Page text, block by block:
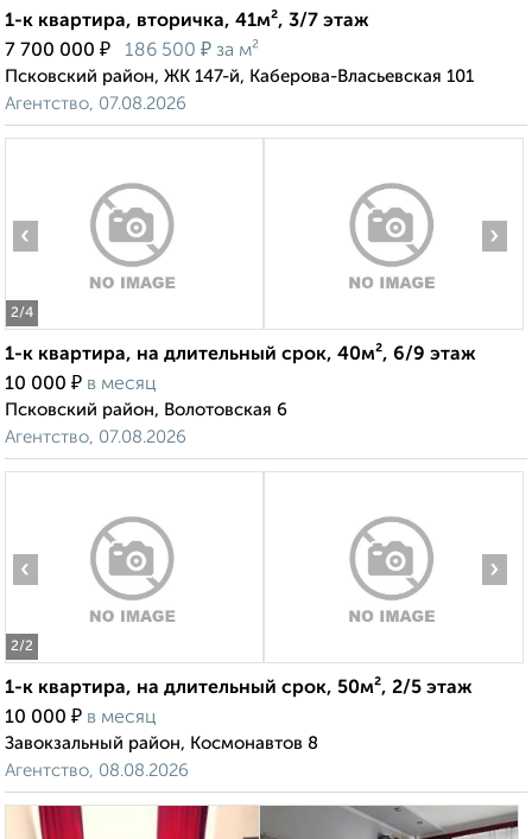
1-к квартира, вторичка, 41м², 3/7 этаж
7 700 000 ₽ 186 500 ₽ за м²
Псковский район, ЖК 147-й, Каберова-Власьевская 101
Агентство, 07.08.2026
2/4
‹ ›
1-к квартира, на длительный срок, 40м², 6/9 этаж
10 000 ₽ в месяц
Псковский район, Волотовская 6
Агентство, 07.08.2026
2/2
‹ ›
1-к квартира, на длительный срок, 50м², 2/5 этаж
10 000 ₽ в месяц
Завокзальный район, Космонавтов 8
Агентство, 08.08.2026